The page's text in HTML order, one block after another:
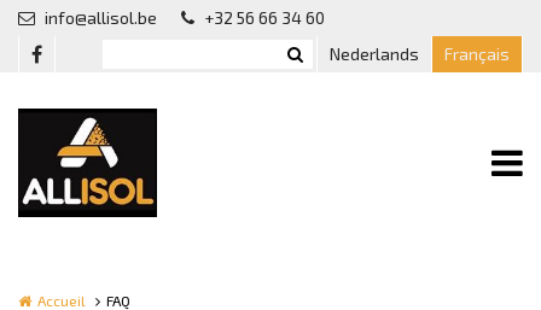
Aller au contenu principal
info@allisol.be
+32 56 66 34 60
Nederlands
Français
Accueil FAQ